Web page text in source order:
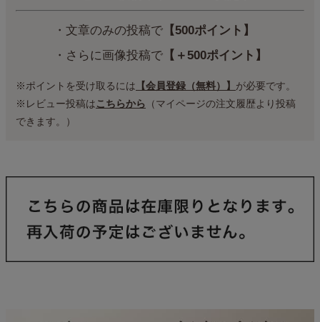
・文章のみの投稿で【500ポイント】
・さらに画像投稿で【＋500ポイント】
※ポイントを受け取るには 【会員登録（無料）】 が必要です。
※レビュー投稿はこちらから （マイページの注文履歴より投稿
できます。）